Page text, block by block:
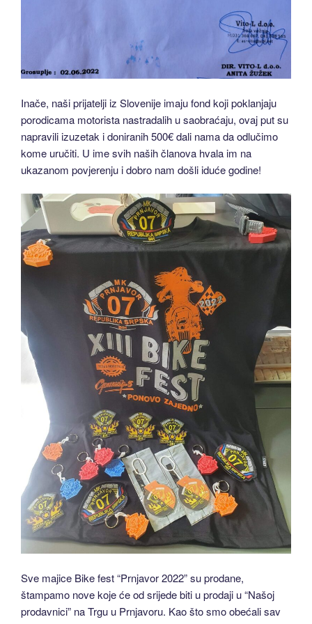
Inače, naši prijatelji iz Slovenije imaju fond koji poklanjaju
porodicama motorista nastradalih u saobraćaju, ovaj put su
napravili izuzetak i doniranih 500€ dali nama da odlučimo
kome uručiti. U ime svih naših članova hvala im na
ukazanom povjerenju i dobro nam došli iduće godine!
Sve majice Bike fest “Prnjavor 2022” su prodane,
štampamo nove koje će od srijede biti u prodaji u “Našoj
prodavnici” na Trgu u Prnjavoru. Kao što smo obećali sav